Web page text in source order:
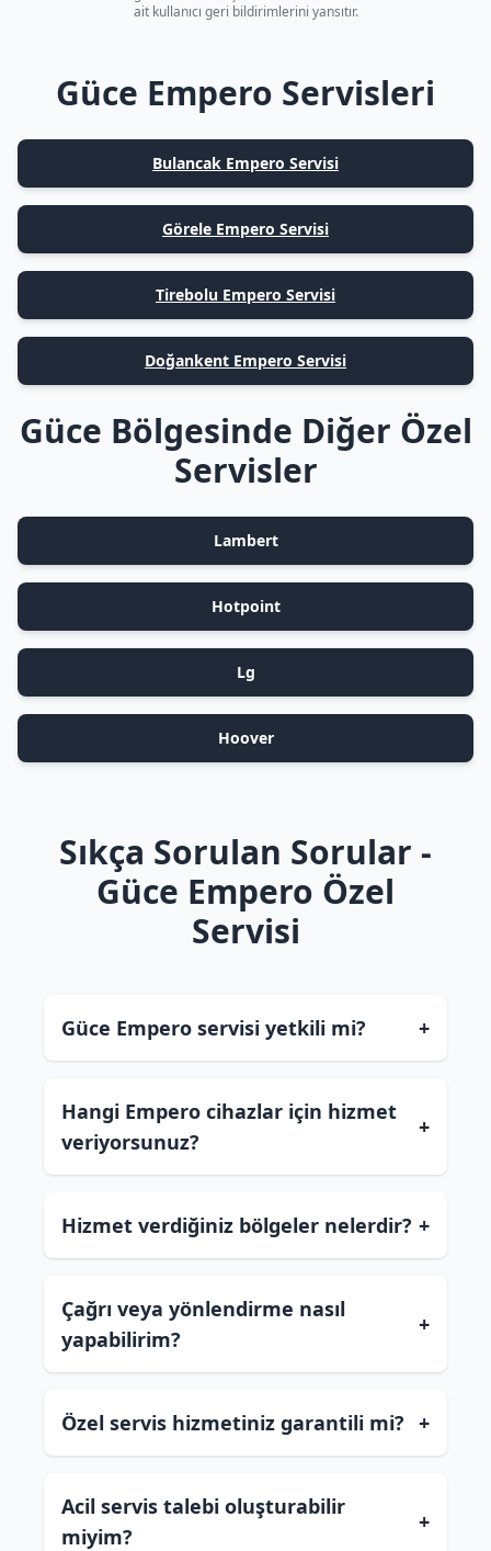
ait kullanıcı geri bildirimlerini yansıtır.
Güce Empero Servisleri
Bulancak Empero Servisi
Görele Empero Servisi
Tirebolu Empero Servisi
Doğankent Empero Servisi
Güce Bölgesinde Diğer Özel
Servisler
Lambert
Hotpoint
Lg
Hoover
Sıkça Sorulan Sorular -
Güce Empero Özel
Servisi
Güce Empero servisi yetkili mi? +
Hangi Empero cihazlar için hizmet
veriyorsunuz?
+
Hizmet verdiğiniz bölgeler nelerdir? +
Çağrı veya yönlendirme nasıl
yapabilirim?
+
Özel servis hizmetiniz garantili mi? +
Acil servis talebi oluşturabilir
miyim?
+